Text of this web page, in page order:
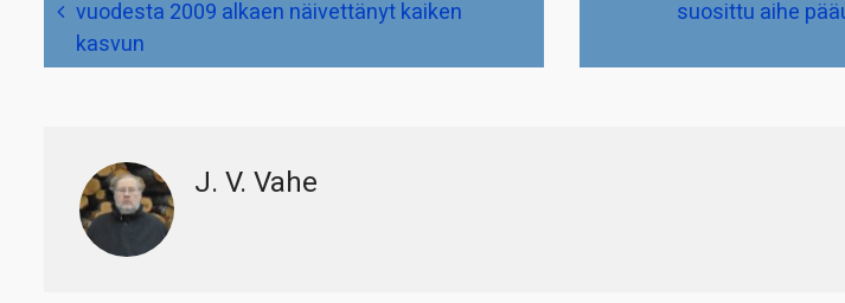
vuodesta 2009 alkaen näivettänyt kaiken
kasvun
suosittu aihe
J. V. Vahe